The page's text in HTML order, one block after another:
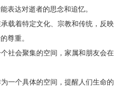
表达对逝者的思念和追忆。
载着特定文化、宗教和传统，反映
尊重。
社会聚集的空间，家属和朋友会在
一个具体的空间，提醒人们生命的